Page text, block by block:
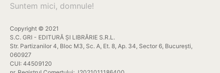
Suntem mici, domnule!
Copyright © 2021
S.C. GRI - EDITURĂ ȘI LIBRĂRIE S.R.L.
Str. Partizanilor 4, Bloc M3, Sc. A, Et. 8, Ap. 34, Sector 6, București,
060927
CUI: 44509120